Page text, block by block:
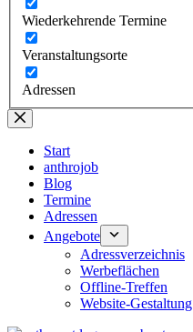
Wiederkehrende Termine
Veranstaltungsorte
Adressen
Start
anthrojob
Blog
Termine
Adressen
Angebote
Adressverzeichnis
Werbeflächen
Offline-Treffen
Website-Gestaltung